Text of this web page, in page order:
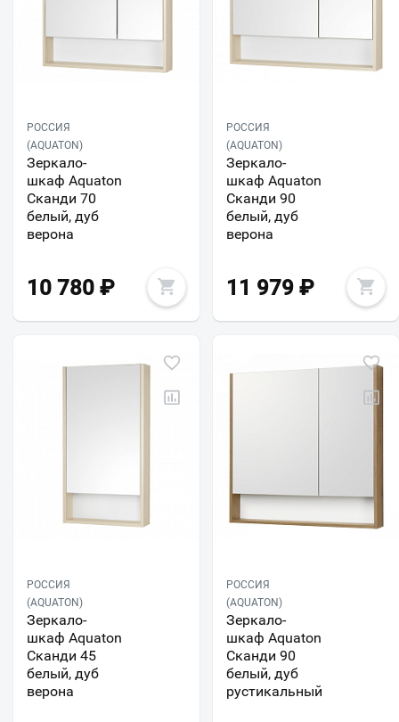
РОССИЯ
(AQUATON)
Зеркало-
шкаф Aquaton
Сканди 70
белый, дуб
верона
10 780 ₽
РОССИЯ
(AQUATON)
Зеркало-
шкаф Aquaton
Сканди 90
белый, дуб
верона
11 979 ₽
РОССИЯ
(AQUATON)
Зеркало-
шкаф Aquaton
Сканди 45
белый, дуб
верона
РОССИЯ
(AQUATON)
Зеркало-
шкаф Aquaton
Сканди 90
белый, дуб
рустикальный